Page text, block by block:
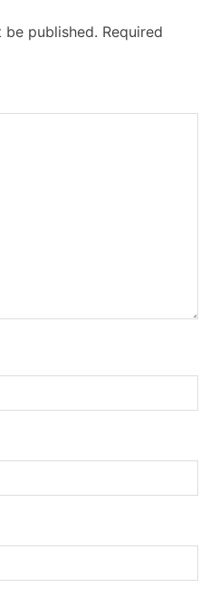
be published. Required